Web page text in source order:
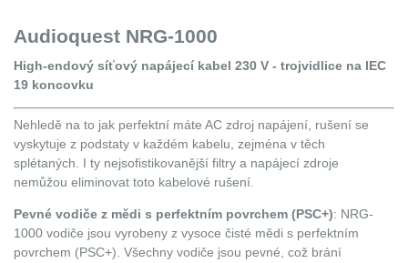
Audioquest NRG-1000
High-endový síťový napájecí kabel 230 V - trojvidlice na IEC
19 koncovku
Nehledě na to jak perfektní máte AC zdroj napájení, rušení se
vyskytuje z podstaty v každém kabelu, zejména v těch
splétaných. I ty nejsofistikovanější filtry a napájecí zdroje
nemůžou eliminovat toto kabelové rušení.
Pevné vodiče z mědi s perfektním povrchem (PSC+): NRG-
1000 vodiče jsou vyrobeny z vysoce čisté mědi s perfektním
povrchem (PSC+). Všechny vodiče jsou pevné, což brání